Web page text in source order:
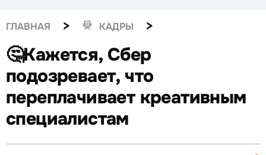
ГЛАВНАЯ > КАДРЫ >
🤔Кажется, Сбер
подозревает, что
переплачивает креативным
специалистам